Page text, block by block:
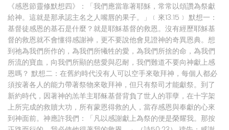
《感恩節靈修默想四》：「我們應當靠著耶穌，常常以頌讚為祭獻
給神。這就是那承認主名之人嘴唇的果子。」﹝來13:15﹞ 默想一：
基督徒感恩的基石是什麼？就是耶穌基督的救恩。沒有經歷耶穌基
督的救恩就不會懂得感謝神，更不要說他會見證神的奇異恩典。想
到祂為我們所作的，為我們所犧牲的愛，為我們所捨的命，為我們
所流的寶血，向我們所顯的慈愛與忍耐，我們難道不要向神獻上感
恩嗎？ 默想二：在舊約時代没有人可以空手來敬拜神，每個人都必
須按著各人的能力帶著祭物來敬拜神，但只有祭司才能獻祭。到了
新約時代，因著神的羔羊主耶稣基督背負了世人的罪孽，在十字架
上所完成的救贖大功，所有蒙恩得救的人，當存感恩與奉獻的心來
到神面前。神應許我們：「凡以感謝獻上為祭的便是榮耀我。那按